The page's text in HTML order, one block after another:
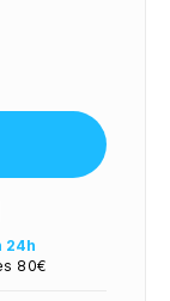
24h
80€